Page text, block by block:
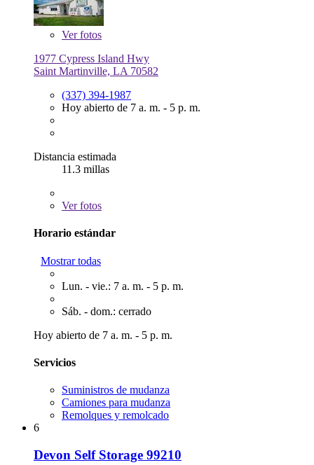
Verfotos
1977 Cypress Island Hwy
Saint Martinville, LA 70582
(337) 394-1987
Hoy abierto de 7 a. m. - 5 p. m.
Distancia estimada
11.3 millas
Verfotos
Horario estándar
Mostrar todas
Lun. - vie.: 7 a. m. - 5 p. m.
Sáb. - dom.: cerrado
Hoy abierto de 7 a. m. - 5 p. m.
Servicios
Suministros de mudanza
Camiones para mudanza
Remolques y remolcado
6
Devon Self Storage 99210